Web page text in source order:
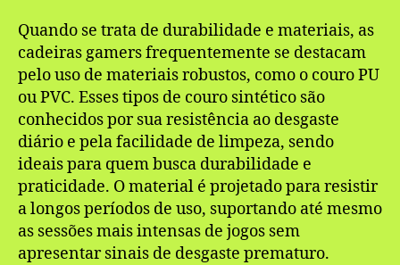
Quando se trata de durabilidade e materiais, as
cadeiras gamers frequentemente se destacam
pelo uso de materiais robustos, como o couro PU
ou PVC. Esses tipos de couro sintético são
conhecidos por sua resistência ao desgaste
diário e pela facilidade de limpeza, sendo
ideais para quem busca durabilidade e
praticidade. O material é projetado para resistir
a longos períodos de uso, suportando até mesmo
as sessões mais intensas de jogos sem
apresentar sinais de desgaste prematuro.